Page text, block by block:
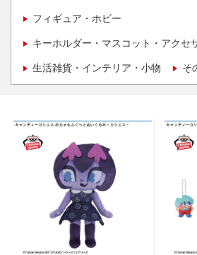
フィギュア・ホビー
キーホルダー・マスコット・アクセ
生活雑貨・インテリア・小物 そ